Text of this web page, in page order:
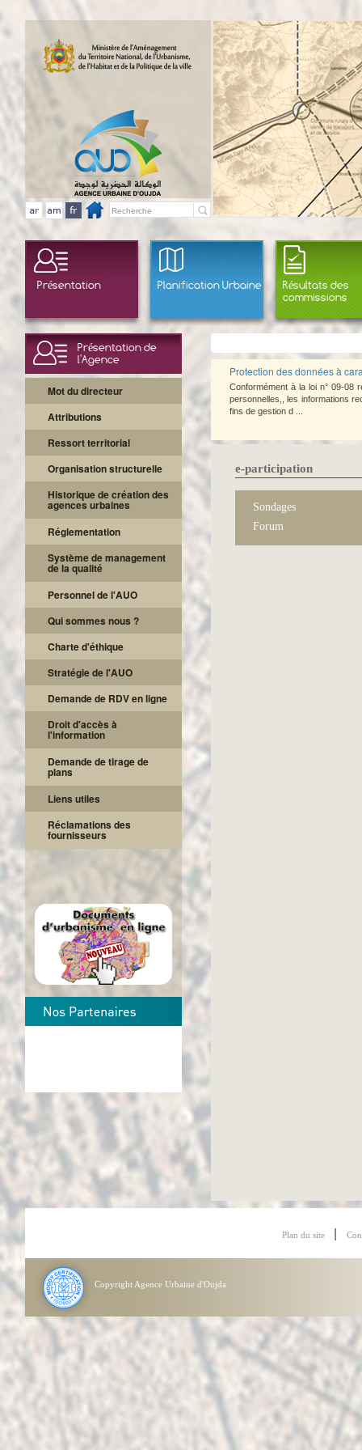
Présentation Planification Urbaine
Résultats des
commissions
Présentation de
l'Agence
Mot du directeur
Attributions
Ressort territorial
Organisation structurelle
Historique de création des
agences urbaines
Réglementation
Système de management
de la qualité
Personnel de l'AUO
Qui sommes nous ?
Charte d'éthique
Stratégie de l'AUO
Demande de RDV en ligne
Droit d'accès à
l'information
Demande de tirage de
plans
Liens utiles
Réclamations des
fournisseurs
Protection des données à
Conformément à la loi n° 09-08
personnelles,, les informations
fins de gestion d ...
e-participation
Sondages
Forum
Plan du site |
Copyright Agence Urbaine d'Oujda